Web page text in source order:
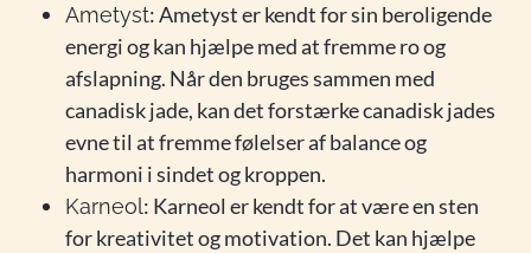
Ametyst: Ametyst er kendt for sin beroligende
energi og kan hjælpe med at fremme ro og
afslapning. Når den bruges sammen med
canadisk jade, kan det forstærke canadisk jades
evne til at fremme følelser af balance og
harmoni i sindet og kroppen.
Karneol: Karneol er kendt for at være en sten
for kreativitet og motivation. Det kan hjælpe